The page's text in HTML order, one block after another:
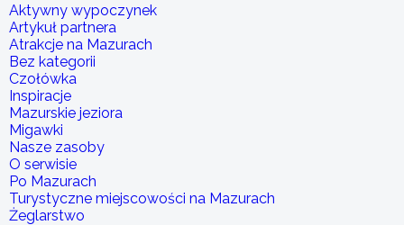
Aktywny wypoczynek
Artykuł partnera
Atrakcje na Mazurach
Bez kategorii
Czołówka
Inspiracje
Mazurskie jeziora
Migawki
Nasze zasoby
O serwisie
Po Mazurach
Turystyczne miejscowości na Mazurach
Żeglarstwo